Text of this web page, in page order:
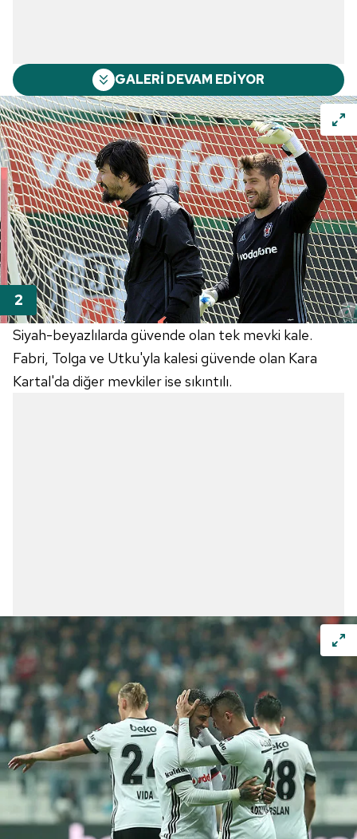
GALERİ DEVAM EDİYOR
Siyah-beyazlılarda güvende olan tek mevki kale.
Fabri, Tolga ve Utku'yla kalesi güvende olan Kara
Kartal'da diğer mevkiler ise sıkıntılı.